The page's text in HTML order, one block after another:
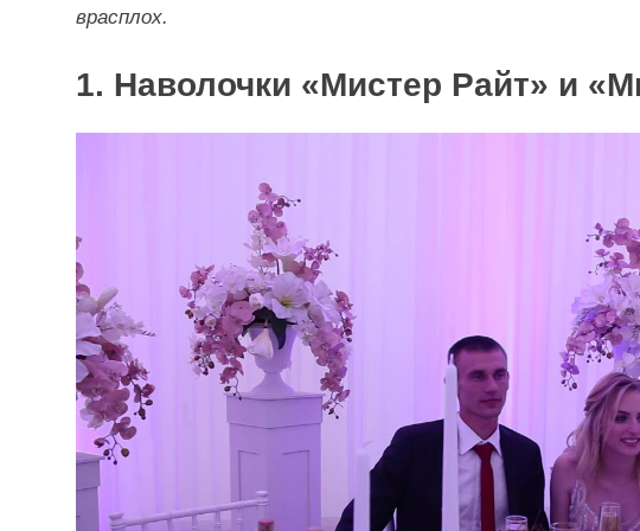
врасплох.
1. Наволочки «Мистер Райт» и